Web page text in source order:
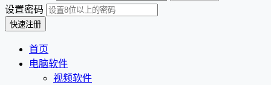
设置密码
首页
电脑软件
视频软件